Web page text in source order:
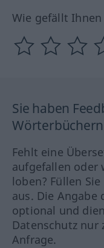
Wie gefällt
Sie haben
Fehlt eine
aufgefallen oder
loben? Füllen
aus. Die Angabe
optional und
Datenschutz
Anfrage.